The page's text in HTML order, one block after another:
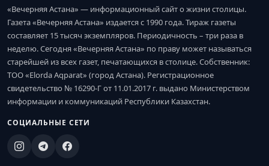
«Вечерняя Астана» — информационный сайт о жизни столицы.
Газета «Вечерняя Астана» издается с 1990 года. Тираж газеты
составляет 15 тысяч экземпляров. Периодичность – три раза в
неделю. Сегодня «Вечерняя Астана» по праву может называться
старейшей из всех газет, печатающихся в столице. Собственник:
ТОО «Elorda Aqparat» (город Астана). Регистрационное
свидетельство № 16290-Г от 11.01.2017 г. выдано Министерством
информации и коммуникаций Республики Казахстан.
СОЦИАЛЬНЫЕ СЕТИ